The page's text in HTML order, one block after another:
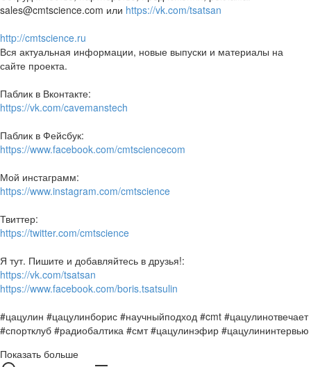
sales@cmtscience.com или https://vk.com/tsatsan
http://cmtscience.ru
Вся актуальная информации, новые выпуски и материалы на
сайте проекта.
Паблик в Вконтакте:
https://vk.com/cavemanstech
Паблик в Фейсбук:
https://www.facebook.com/cmtsciencecom
Мой инстаграмм:
https://www.instagram.com/cmtscience
Твиттер:
https://twitter.com/cmtscience
Я тут. Пишите и добавляйтесь в друзья!:
https://vk.com/tsatsan
https://www.facebook.com/boris.tsatsulin
#цацулин #цацулинборис #научныйподход #cmt #цацулинотвечает
#спортклуб #радиобалтика #смт #цацулинэфир #цацулининтервью
Показать больше